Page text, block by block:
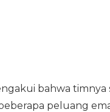
bahwa
peluang